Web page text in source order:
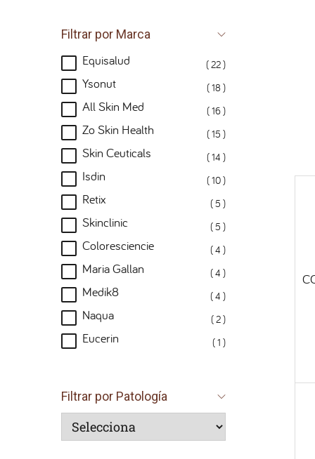
Filtrar por Marca
Equisalud ( 22 )
Ysonut ( 18 )
All Skin Med ( 16 )
Zo Skin Health ( 15 )
Skin Ceuticals ( 14 )
Isdin ( 10 )
Retix ( 5 )
Skinclinic ( 5 )
Coloresciencie ( 4 )
Maria Gallan ( 4 )
Medik8 ( 4 )
Naqua ( 2 )
Eucerin ( 1 )
Filtrar por Patología